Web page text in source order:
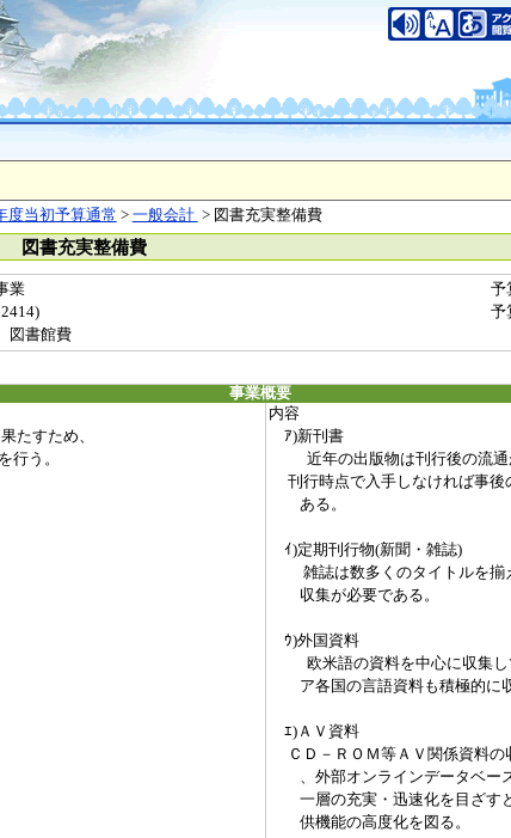
度当初予算通常 > 一般会計 > 図書充実整備費
図書充実整備費
業 予
予
書館費
事業概要
内容
たすため、
ｱ)新刊書
行う。
近年の出版物は刊行後の流通
刊行時点で入手しなければ事後
ある。
ｲ)定期刊行物(新聞・雑誌)
雑誌は数多くのタイトルを揃
収集が必要である。
ｳ)外国資料
欧米語の資料を中心に収集し
ア各国の言語資料も積極的に収
ｴ)ＡＶ資料
ＣＤ－ＲＯＭ等ＡＶ関係資料の
、外部オンラインデータベー
一層の充実・迅速化を目ざす
供機能の高度化を図る。